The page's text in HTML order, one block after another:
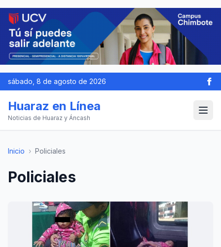
sábado, 8 de agosto de 2026
Huaraz en Línea
Noticias de Huaraz y Áncash
Inicio › Policiales
Policiales